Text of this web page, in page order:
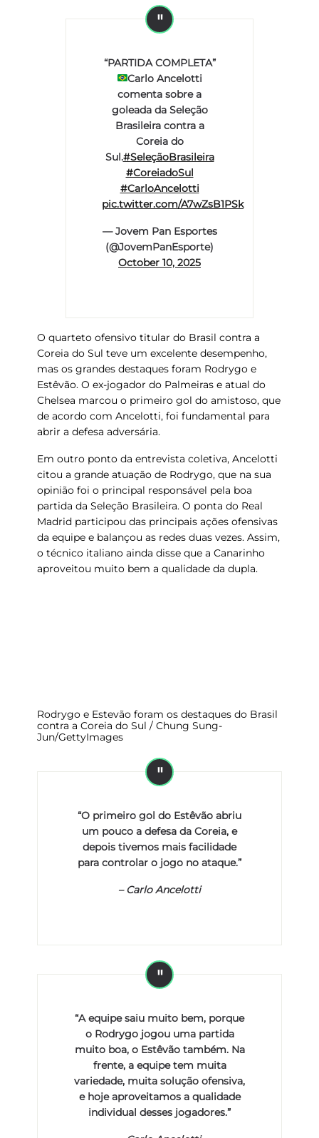
“PARTIDA COMPLETA”
Carlo Ancelotti
comenta sobre a
goleada da Seleção
Brasileira contra a
Coreia do
Sul.#SeleçãoBrasileira
#CoreiadoSul
#CarloAncelotti
pic.twitter.com/A7wZsB1PSk
— Jovem Pan Esportes
(@JovemPanEsporte)
October 10, 2025
O quarteto ofensivo titular do Brasil contra a
Coreia do Sul teve um excelente desempenho,
mas os grandes destaques foram Rodrygo e
Estêvão. O ex-jogador do Palmeiras e atual do
Chelsea marcou o primeiro gol do amistoso, que
de acordo com Ancelotti, foi fundamental para
abrir a defesa adversária.
Em outro ponto da entrevista coletiva, Ancelotti
citou a grande atuação de Rodrygo, que na sua
opinião foi o principal responsável pela boa
partida da Seleção Brasileira. O ponta do Real
Madrid participou das principais ações ofensivas
da equipe e balançou as redes duas vezes. Assim,
o técnico italiano ainda disse que a Canarinho
aproveitou muito bem a qualidade da dupla.
Rodrygo e Estevão foram os destaques do Brasil
contra a Coreia do Sul / Chung Sung-
Jun/GettyImages
“O primeiro gol do Estêvão abriu
um pouco a defesa da Coreia, e
depois tivemos mais facilidade
para controlar o jogo no ataque.”
–Carlo Ancelotti
“A equipe saiu muito bem, porque
o Rodrygo jogou uma partida
muito boa, o Estêvão também. Na
frente, a equipe tem muita
variedade, muita solução ofensiva,
e hoje aproveitamos a qualidade
individual desses jogadores.”